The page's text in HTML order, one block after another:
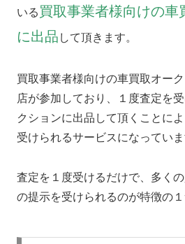
いる 買取事業者様向けの車
に出品 して頂きます。
買取事業者様向けの車買取オー
店が参加しており、１度査定を
クションに出品して頂くことに
受けられるサービスになっていま
査定を１度受けるだけで、多く
の提示を受けられるのが特徴の１